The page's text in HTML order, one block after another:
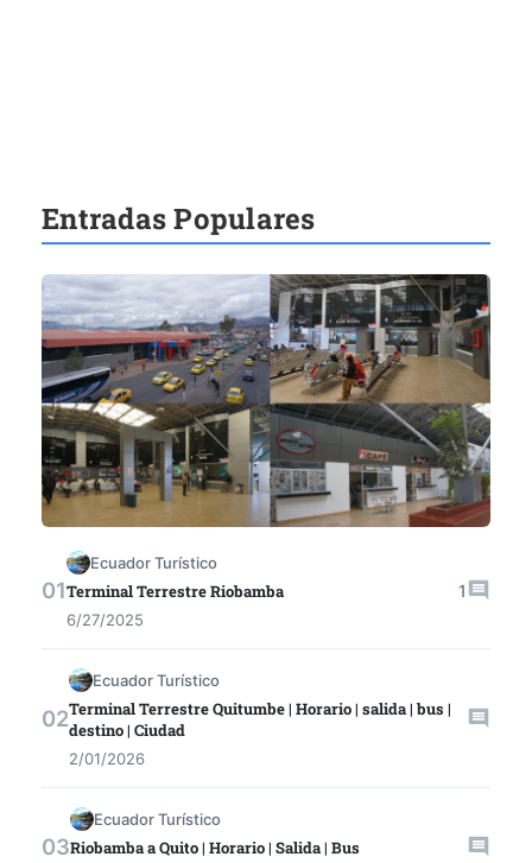
Entradas Populares
Ecuador Turístico
Terminal Terrestre Riobamba
6/27/2025
1
Ecuador Turístico
Terminal Terrestre Quitumbe | Horario | salida | bus |
destino | Ciudad
2/01/2026
Ecuador Turístico
Riobamba a Quito | Horario | Salida | Bus